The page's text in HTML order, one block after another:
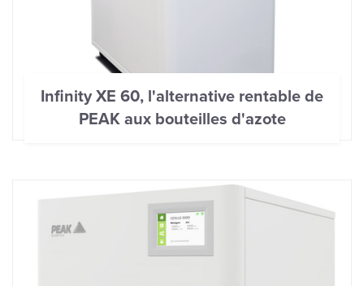
Infinity XE 60, l'alternative rentable de
PEAK aux bouteilles d'azote